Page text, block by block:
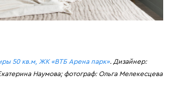
50 кв.м, ЖК «ВТБ Арена парк». Дизайнер:
Наумова; фотограф: Ольга Мелекесцева